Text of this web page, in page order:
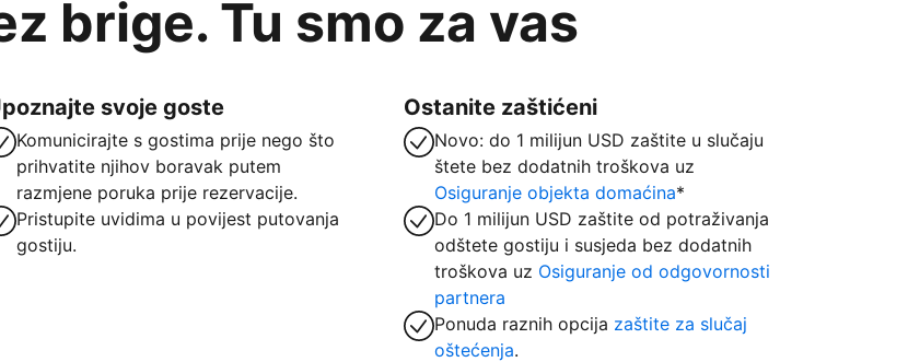
brige. Tu smo za vas
svoje goste
Komunicirajte s gostima prije nego što
prihvatite njihov boravak putem
razmjene poruka prije rezervacije.
Pristupite uvidima u povijest putovanja
gostiju.
Ostanite zaštićeni
Novo: do 1 milijun USD zaštite u slučaju
štete bez dodatnih troškova uz
Osiguranje objekta domaćina*
Do 1 milijun USD zaštite od potraživanja
odštete gostiju i susjeda bez dodatnih
troškova uz Osiguranje od odgovornosti
partnera
Ponuda raznih opcija zaštite za slučaj
oštećenja.